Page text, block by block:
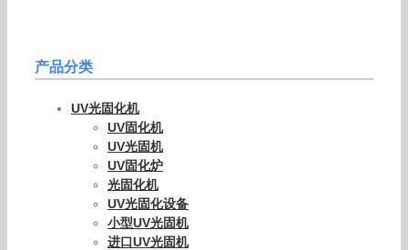
产品分类
UV光固化机
UV固化机
UV光固机
UV固化炉
光固化机
UV光固化设备
小型UV光固机
进口UV光固机